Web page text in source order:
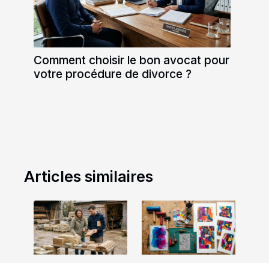
Comment choisir le bon avocat pour
votre procédure de divorce ?
Articles similaires